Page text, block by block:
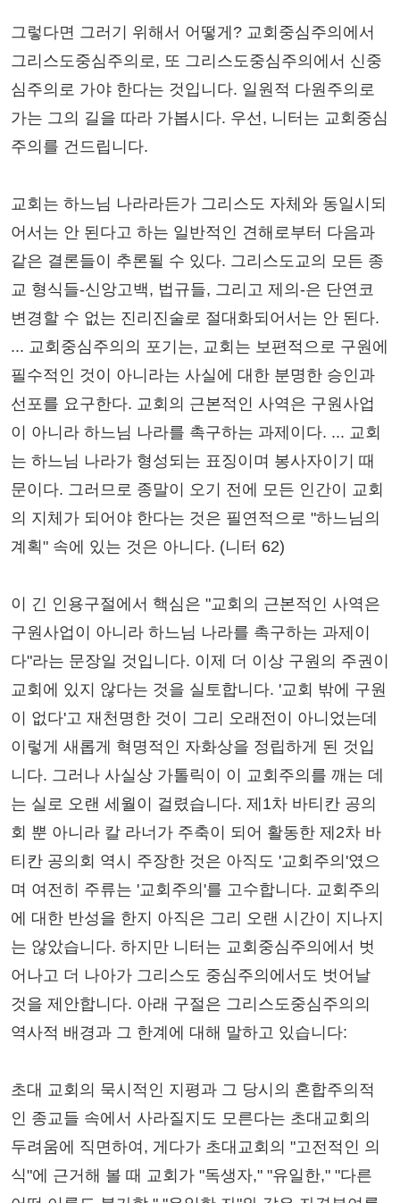
그렇다면 그러기 위해서 어떻게? 교회중심주의에서
그리스도중심주의로, 또 그리스도중심주의에서 신중
심주의로 가야 한다는 것입니다. 일원적 다원주의로
가는 그의 길을 따라 가봅시다. 우선, 니터는 교회중심
주의를 건드립니다.
교회는 하느님 나라라든가 그리스도 자체와 동일시되
어서는 안 된다고 하는 일반적인 견해로부터 다음과
같은 결론들이 추론될 수 있다. 그리스도교의 모든 종
교 형식들-신앙고백, 법규들, 그리고 제의-은 단연코
변경할 수 없는 진리진술로 절대화되어서는 안 된다.
... 교회중심주의의 포기는, 교회는 보편적으로 구원에
필수적인 것이 아니라는 사실에 대한 분명한 승인과
선포를 요구한다. 교회의 근본적인 사역은 구원사업
이 아니라 하느님 나라를 촉구하는 과제이다. ... 교회
는 하느님 나라가 형성되는 표징이며 봉사자이기 때
문이다. 그러므로 종말이 오기 전에 모든 인간이 교회
의 지체가 되어야 한다는 것은 필연적으로 "하느님의
계획" 속에 있는 것은 아니다. (니터 62)
이 긴 인용구절에서 핵심은 "교회의 근본적인 사역은
구원사업이 아니라 하느님 나라를 촉구하는 과제이
다"라는 문장일 것입니다. 이제 더 이상 구원의 주권이
교회에 있지 않다는 것을 실토합니다. '교회 밖에 구원
이 없다'고 재천명한 것이 그리 오래전이 아니었는데
이렇게 새롭게 혁명적인 자화상을 정립하게 된 것입
니다. 그러나 사실상 가톨릭이 이 교회주의를 깨는 데
는 실로 오랜 세월이 걸렸습니다. 제1차 바티칸 공의
회 뿐 아니라 칼 라너가 주축이 되어 활동한 제2차 바
티칸 공의회 역시 주장한 것은 아직도 '교회주의'였으
며 여전히 주류는 '교회주의'를 고수합니다. 교회주의
에 대한 반성을 한지 아직은 그리 오랜 시간이 지나지
는 않았습니다. 하지만 니터는 교회중심주의에서 벗
어나고 더 나아가 그리스도 중심주의에서도 벗어날
것을 제안합니다. 아래 구절은 그리스도중심주의의
역사적 배경과 그 한계에 대해 말하고 있습니다:
초대 교회의 묵시적인 지평과 그 당시의 혼합주의적
인 종교들 속에서 사라질지도 모른다는 초대교회의
두려움에 직면하여, 게다가 초대교회의 "고전적인 의
식"에 근거해 볼 때 교회가 "독생자," "유일한," "다른